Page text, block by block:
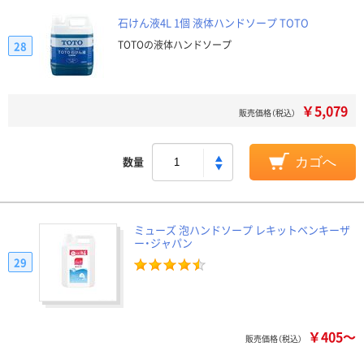
石けん液4L 1個 液体ハンドソープ TOTO
TOTOの液体ハンドソープ
28
販売価格（税込） ￥5,079
数量 カゴへ
ミューズ 泡ハンドソープ レキットベンキーザ
ー・ジャパン
29
販売価格（税込） ￥405～